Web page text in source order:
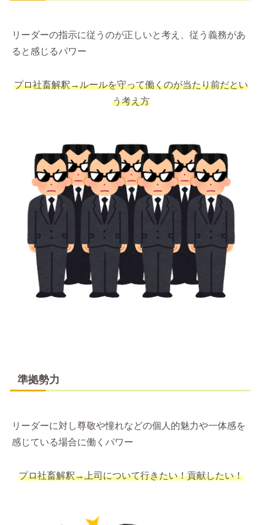
リーダーの指示に従うのが正しいと考え、従う義務があ
ると感じるパワー
プロ社畜解釈→ルールを守って働くのが当たり前だとい
う考え方
準拠勢力
リーダーに対し尊敬や憧れなどの個人的魅力や一体感を
感じている場合に働くパワー
プロ社畜解釈→上司について行きたい！貢献したい！